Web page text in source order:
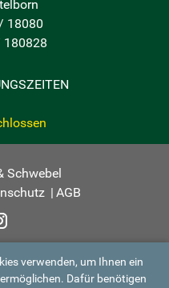
18080
180828
Schwebel
| AGB
verwenden, um Ihnen ein
Dafür benötigen